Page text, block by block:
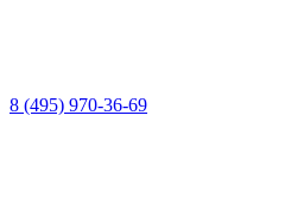
8 (495) 970-36-69